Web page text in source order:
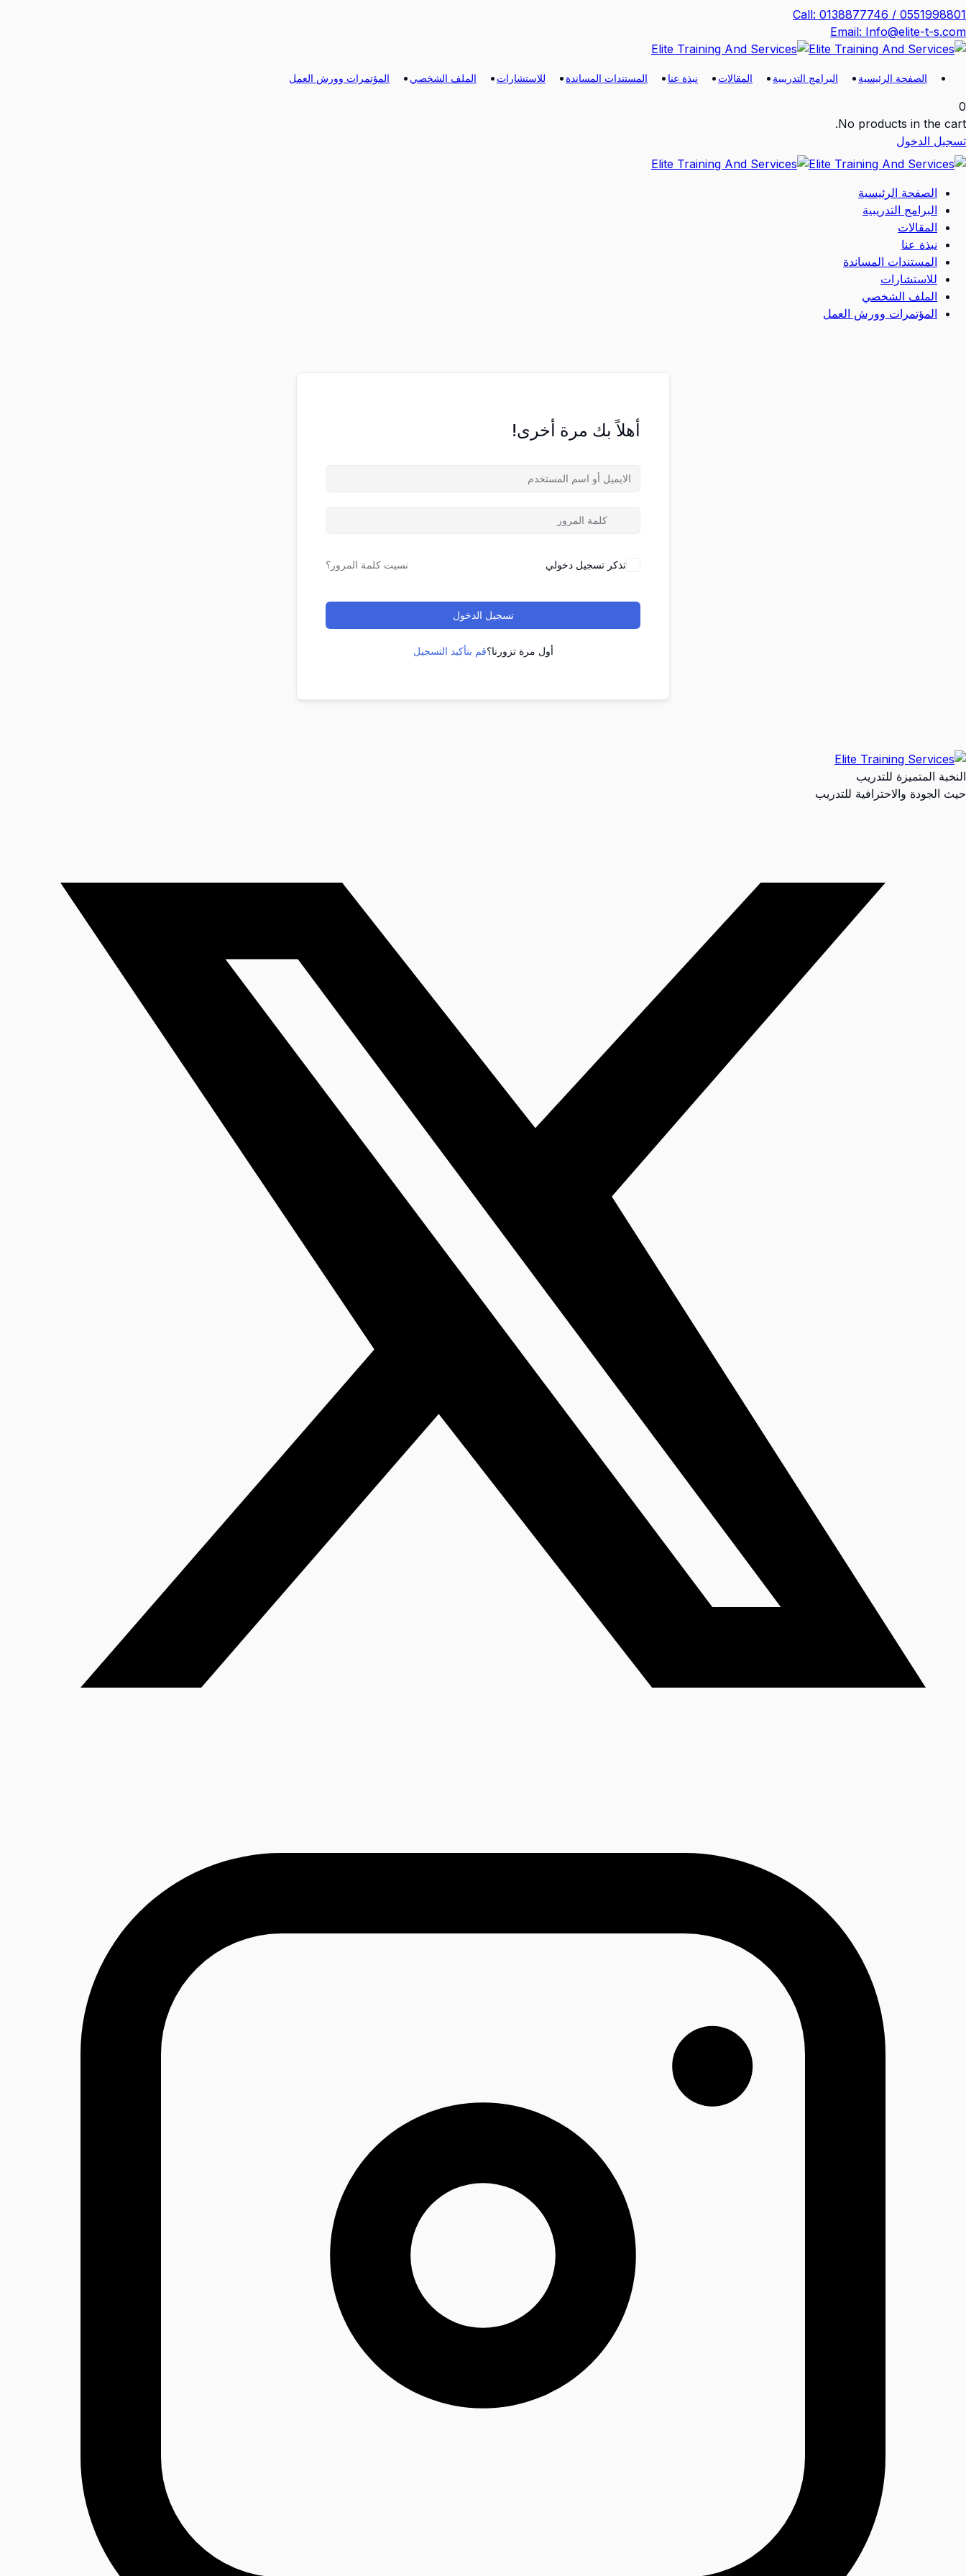
Skip
content
Call: 0138877746 / 0551998801
Email: Info@elite-t-s.com
الصفحة الرئيسية البرامج التدريبية المقالات نبذة عنا المستندات المساندة للاستشارات الملف الشخصي المؤتمرات وورش العمل
0
No products in the cart.
تسجيل الدخول
الصفحة الرئيسية
البرامج التدريبية
المقالات
نبذة عنا
المستندات المساندة
للاستشارات
الملف الشخصي
المؤتمرات وورش العمل
أهلاً بك مرة أخرى!
تذكر تسجيل دخولي نسيت كلمة المرور؟
تسجيل الدخول
أول مرة تزورنا؟قم بتأكيد التسجيل
النخبة المتميزة للتدريب
حيث الجودة والاحترافية للتدريب